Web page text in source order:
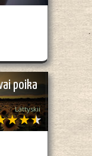
poika
Lättyskii